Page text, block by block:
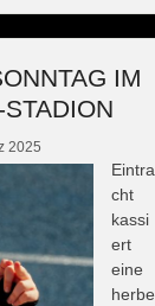
IM
2025
Eintra
cht
kassi
ert
eine
herbe